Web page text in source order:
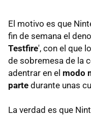
El motivo es que
fin de semana el
Testfire', con el que
de sobremesa de la
adentrar en el modo
parte durante unas
La verdad es que